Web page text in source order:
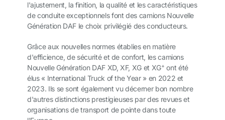
l'ajustement, la finition, la qualité et les caractéristiques
de conduite exceptionnels font des camions Nouvelle
Génération DAF le choix privilégié des conducteurs.
Grâce aux nouvelles normes établies en matière
d'efficience, de sécurité et de confort, les camions
Nouvelle Génération DAF XD, XF, XG et XG+ ont été
élus « International Truck of the Year » en 2022 et
2023. Ils se sont également vu décerner bon nombre
d'autres distinctions prestigieuses par des revues et
organisations de transport de pointe dans toute